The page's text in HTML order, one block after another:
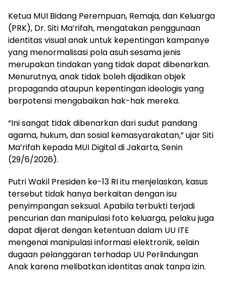
Ketua MUI Bidang Perempuan, Remaja, dan Keluarga
(PRK), Dr. Siti Ma’rifah, mengatakan penggunaan
identitas visual anak untuk kepentingan kampanye
yang menormalisasi pola asuh sesama jenis
merupakan tindakan yang tidak dapat dibenarkan.
Menurutnya, anak tidak boleh dijadikan objek
propaganda ataupun kepentingan ideologis yang
berpotensi mengabaikan hak-hak mereka.
“Ini sangat tidak dibenarkan dari sudut pandang
agama, hukum, dan sosial kemasyarakatan,” ujar Siti
Ma’rifah kepada MUI Digital di Jakarta, Senin
(29/6/2026).
Putri Wakil Presiden ke-13 RI itu menjelaskan, kasus
tersebut tidak hanya berkaitan dengan isu
penyimpangan seksual. Apabila terbukti terjadi
pencurian dan manipulasi foto keluarga, pelaku juga
dapat dijerat dengan ketentuan dalam UU ITE
mengenai manipulasi informasi elektronik, selain
dugaan pelanggaran terhadap UU Perlindungan
Anak karena melibatkan identitas anak tanpa izin.